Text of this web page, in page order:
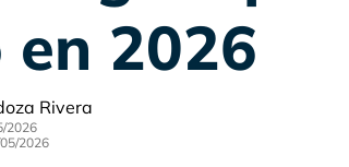
en 2026
Rivera
2026
2026